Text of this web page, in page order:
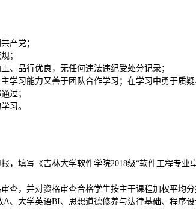
产党；
；
、品行优良，无任何违法违纪受处分记录；
学习能力又善于团队合作学习；在学习中勇于质疑
过；
习。
，填写《吉林大学软件学院2018级“软件工程专业
查，并对资格审查合格学生按主干课程加权平均
A、大学英语BI、思想道德修养与法律基础、程序